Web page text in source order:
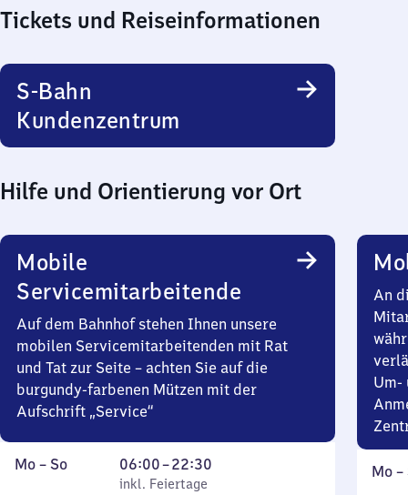
Tickets und Reiseinformationen
S-Bahn
Kundenzentrum
Hilfe und Orientierung vor Ort
Mobile
Servicemitarbeitende
Auf dem Bahnhof stehen Ihnen unsere
mobilen Servicemitarbeitenden mit Rat
und Tat zur Seite – achten Sie auf die
burgundy-farbenen Mützen mit der
Aufschrift „Service“
Montag
Mo – So,
inkl. Feiertage
06:00–22:30
Von
6
inkl. Feiertage
An
Um-
Mo –